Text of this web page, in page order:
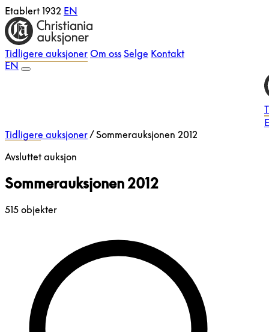
Etablert 1932 EN
Tidligere auksjoner Om oss Selge Kontakt
EN
Tidligere auksjoner/ Sommerauksjonen 2012
Avsluttet auksjon
Sommerauksjonen 2012
515 objekter